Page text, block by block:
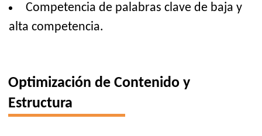
Competencia de palabras clave de baja y
alta competencia.
Optimización de Contenido y
Estructura